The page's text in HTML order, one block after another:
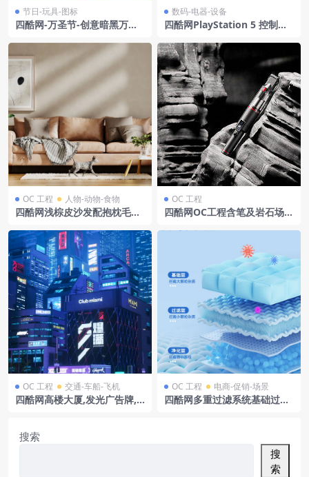
节日-玩具-图标
四酷网-万圣节-创意暗黑万圣
数码-电器-设备
四酷网PlayStation 5 控制台
索尼
OC 工程 人物-动物-食物
四酷网浅棕皮沙发配抱枕毛毯,
OC 工程
四酷网OC工程含笔及岩石场景
OC 工程 交通-车船-飞机
四酷网高楼大厦,发光广告牌,
OC 工程 电商-促销-场景
四酷网多重过滤系统基础过滤
搜索
搜
索